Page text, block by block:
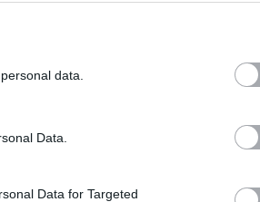
data.
Data.
Data for Targeted